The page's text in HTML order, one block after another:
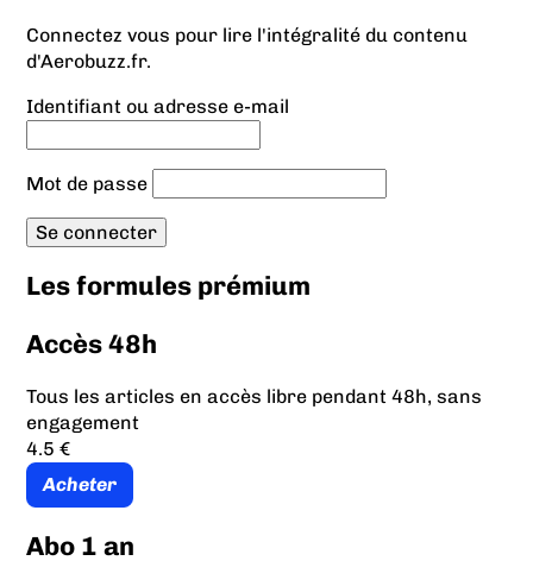
Connectez vous pour lire l'intégralité du contenu
d'Aerobuzz.fr.
Identifiant ou adresse e-mail
Mot de passe
Les formules prémium
Accès 48h
Tous les articles en accès libre pendant 48h, sans
engagement
4.5 €
Acheter
Abo 1 an